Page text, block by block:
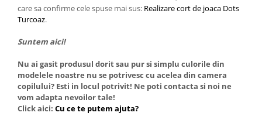
care sa confirme cele spuse mai sus: Realizare cort de joaca Dots
Turcoaz.
Suntem aici!
Nu ai gasit produsul dorit sau pur si simplu culorile din
modelele noastre nu se potrivesc cu acelea din camera
copilului? Esti in locul potrivit! Ne poti contacta si noi ne
vom adapta nevoilor tale!
Click aici: Cu ce te putem ajuta?